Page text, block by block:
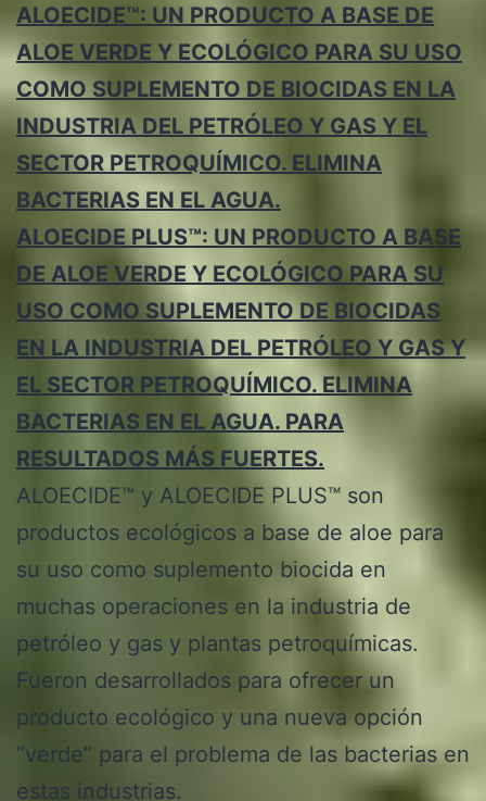
ALOECIDE™: UN PRODUCTO A BASE DE
ALOE VERDE Y ECOLÓGICO PARA SU USO
COMO SUPLEMENTO DE BIOCIDAS EN LA
INDUSTRIA DEL PETRÓLEO Y GAS Y EL
SECTOR PETROQUÍMICO. ELIMINA
BACTERIAS EN EL AGUA.
ALOECIDE PLUS™: UN PRODUCTO A BASE
DE ALOE VERDE Y ECOLÓGICO PARA SU
USO COMO SUPLEMENTO DE BIOCIDAS
EN LA INDUSTRIA DEL PETRÓLEO Y GAS Y
EL SECTOR PETROQUÍMICO. ELIMINA
BACTERIAS EN EL AGUA. PARA
RESULTADOS MÁS FUERTES.
ALOECIDE™ y ALOECIDE PLUS™ son
productos ecológicos a base de aloe para
su uso como suplemento biocida en
muchas operaciones en la industria de
petróleo y gas y plantas petroquímicas.
Fueron desarrollados para ofrecer un
producto ecológico y una nueva opción
“verde” para el problema de las bacterias en
estas industrias.